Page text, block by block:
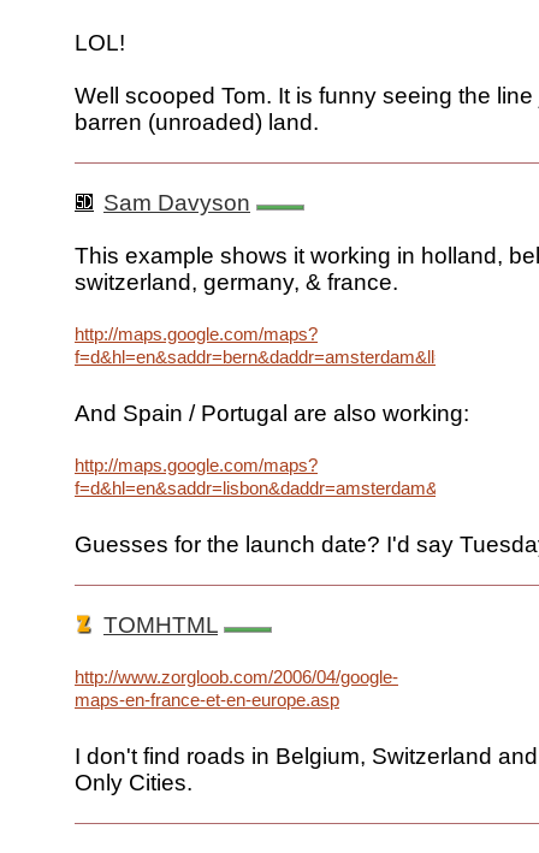
LOL!
Well scooped Tom. It is funny seeing the
barren (unroaded) land.
Sam Davyson
This example shows it working in holland,
switzerland, germany, & france.
http://maps.google.com/maps?
And Spain / Portugal are also working:
http://maps.google.com/maps?
Guesses for the launch date? I'd say
TOMHTML
http://www.zorgloob.com/2006/04/google-
maps-en-france-et-en-europe.asp
I don't find roads in Belgium, Switzerland
Only Cities.